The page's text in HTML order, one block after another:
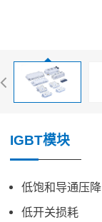
IGBT模块
低饱和导通压降
低开关损耗